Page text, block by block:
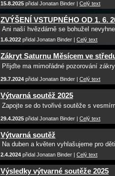
15.8.2025 přidal Jonatan Binder | Celý text
ZVÝŠENÍ VSTUPNÉHO OD 1. 6.
Ani naší hvězdárně se bohužel
1.6.2022 přidal Jonatan Binder | Celý text
Zákryt Saturnu Měsícem ve
Přijďte ma mimořádné pozorování
29.7.2024 přidal Jonatan Binder | Celý text
Výtvarná soutěž 2025
Zapojte se do tvořivé soutěže s
29.4.2025 přidal Jonatan Binder | Celý text
Výtvarná soutěž
Na duben a květen vyhlašujeme pro
2.4.2024 přidal Jonatan Binder | Celý text
Výsledky výtvarné soutěže 2025